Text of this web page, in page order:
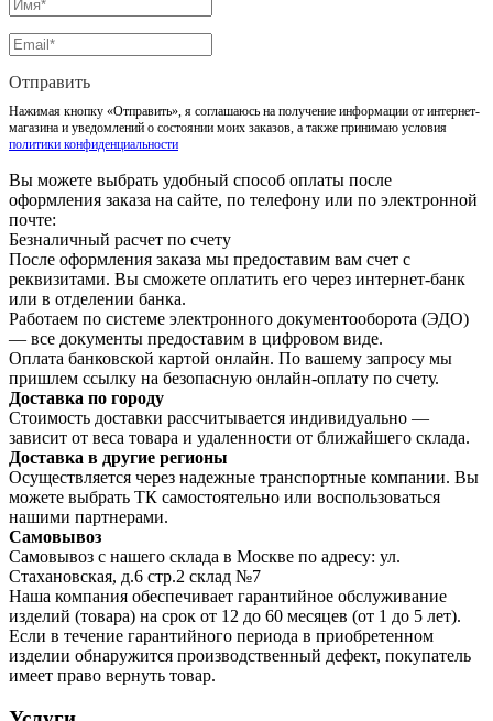
Отправить
Нажимая кнопку «Отправить», я соглашаюсь на получение информации от интернет-
магазина и уведомлений о состоянии моих заказов, а также принимаю условия
политики конфиденциальности
Вы можете выбрать удобный способ оплаты после
оформления заказа на сайте, по телефону или по электронной
почте:
Безналичный расчет по счету
После оформления заказа мы предоставим вам счет с
реквизитами. Вы сможете оплатить его через интернет-банк
или в отделении банка.
Работаем по системе электронного документооборота (ЭДО)
— все документы предоставим в цифровом виде.
Оплата банковской картой онлайн. По вашему запросу мы
пришлем ссылку на безопасную онлайн-оплату по счету.
Доставка по городу
Стоимость доставки рассчитывается индивидуально —
зависит от веса товара и удаленности от ближайшего склада.
Доставка в другие регионы
Осуществляется через надежные транспортные компании. Вы
можете выбрать ТК самостоятельно или воспользоваться
нашими партнерами.
Самовывоз
Самовывоз с нашего склада в Москве по адресу: ул.
Стахановская, д.6 стр.2 склад №7
Наша компания обеспечивает гарантийное обслуживание
изделий (товара) на срок от 12 до 60 месяцев (от 1 до 5 лет).
Если в течение гарантийного периода в приобретенном
изделии обнаружится производственный дефект, покупатель
имеет право вернуть товар.